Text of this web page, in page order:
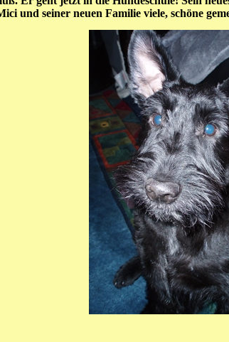
und seiner neuen Familie viele, schöne